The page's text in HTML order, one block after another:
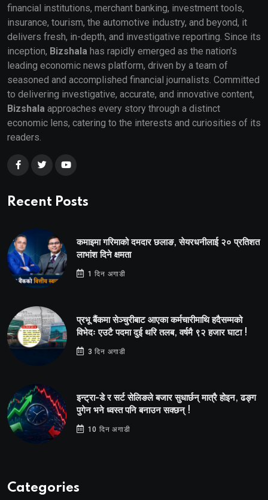
financial institutions, merchant banking, investment tools,
insurance, tourism, the automotive industry, and beyond, it
delivers fresh, in-depth, and investigative reporting. Since its
inception, Bizshala has rapidly emerged as the nation's
leading economic news platform, driven by a team of
seasoned and accomplished financial journalists. Committed
to delivering investigative, accurate, and innovative content,
Bizshala approaches every story through a distinct
economic lens, catering to the interests and curiosities of its
readers.
Recent Posts
कमाइमा गरिमाको दमदार छलाङ, सेयरधनीलाई २० प्रतिशत
लाभांश दिने क्षमता
1 दिन अगाडी
प्रभू बैंकमा सेञ्चुरीबाट आएका कर्मचारीमाथि हदैसम्मको
विभेदः एउटै पदमा दुई थरि तलब, वर्षमै ९२ हजार घाटा !
3 दिन अगाडी
इन्ट्रा-डे र सर्ट सेलिङले बजार सुधार्छन् मात्रै होइन, ढङ्ग
पुगेन भने ध्वस्त पनि बनाउन सक्छन् !
10 दिन अगाडी
Categories